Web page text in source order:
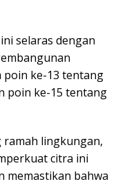
selaras dengan
poin ke-13 tentang
poin ke-15 tentang
ramah lingkungan,
citra ini
memastikan bahwa